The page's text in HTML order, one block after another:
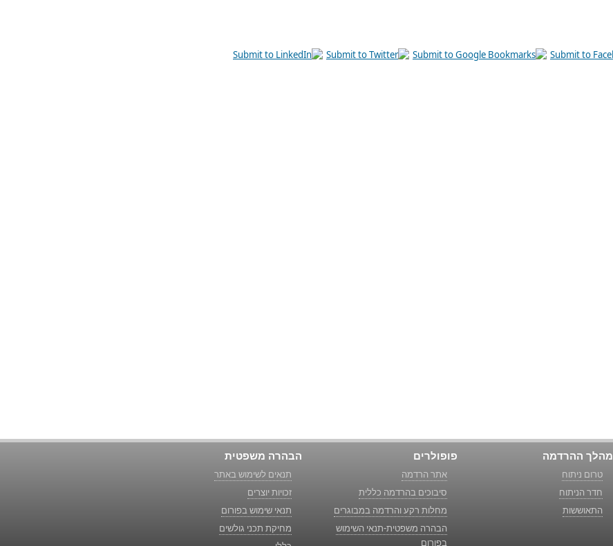
הבהרה משפטית
תנאים לשימוש באתר
זכויות יוצרים
תנאי שימוש בפורום
מחיקת תכני גולשים
פופולרים
אתר הרדמה
סיבוכים בהרדמה כללית
מחלות רקע והרדמה במבוגרים
הבהרה משפטית-תנאי השימוש
בפורום
מהלך ההרדמה
טרום ניתוח
חדר הניתוח
התאוששות